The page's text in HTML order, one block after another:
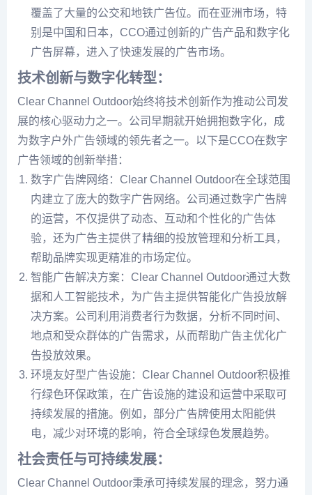
覆盖了大量的公交和地铁广告位。而在亚洲市场，特
别是中国和日本，CCO通过创新的广告产品和数字化
广告屏幕，进入了快速发展的广告市场。
技术创新与数字化转型：
Clear Channel Outdoor始终将技术创新作为推动公司发
展的核心驱动力之一。公司早期就开始拥抱数字化，成
为数字户外广告领域的领先者之一。以下是CCO在数字
广告领域的创新举措：
数字广告牌网络：Clear Channel Outdoor在全球范围
内建立了庞大的数字广告网络。公司通过数字广告牌
的运营，不仅提供了动态、互动和个性化的广告体
验，还为广告主提供了精细的投放管理和分析工具，
帮助品牌实现更精准的市场定位。
智能广告解决方案：Clear Channel Outdoor通过大数
据和人工智能技术，为广告主提供智能化广告投放解
决方案。公司利用消费者行为数据，分析不同时间、
地点和受众群体的广告需求，从而帮助广告主优化广
告投放效果。
环境友好型广告设施：Clear Channel Outdoor积极推
行绿色环保政策，在广告设施的建设和运营中采取可
持续发展的措施。例如，部分广告牌使用太阳能供
电，减少对环境的影响，符合全球绿色发展趋势。
社会责任与可持续发展：
Clear Channel Outdoor秉承可持续发展的理念，努力通